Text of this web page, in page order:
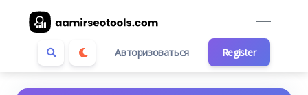
Авторизоваться Register